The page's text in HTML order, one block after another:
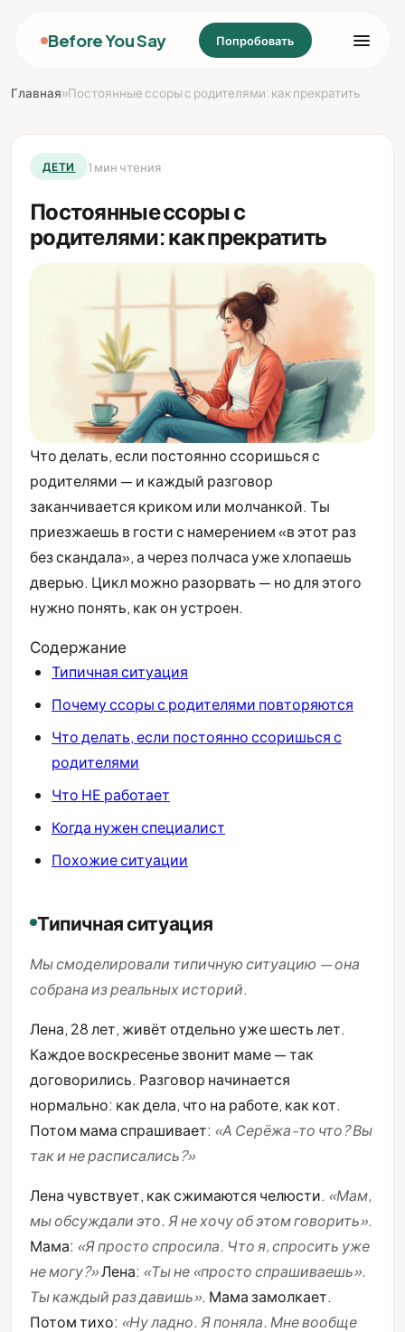
Before You Say Попробовать
Главная»Постоянные ссоры с родителями: как прекратить
ДЕТИ 1 мин чтения
Постоянные ссоры с
родителями: как прекратить
Что делать, если постоянно ссоришься с
родителями — и каждый разговор
заканчивается криком или молчанкой. Ты
приезжаешь в гости с намерением «в этот раз
без скандала», а через полчаса уже хлопаешь
дверью. Цикл можно разорвать — но для этого
нужно понять, как он устроен.
Содержание
Типичная ситуация
Почему ссоры с родителями повторяются
Что делать, если постоянно ссоришься с
родителями
Что НЕ работает
Когда нужен специалист
Похожие ситуации
Типичная ситуация
Мы смоделировали типичную ситуацию — она
собрана из реальных историй.
Лена, 28 лет, живёт отдельно уже шесть лет.
Каждое воскресенье звонит маме — так
договорились. Разговор начинается
нормально: как дела, что на работе, как кот.
Потом мама спрашивает: «А Серёжа-то что? Вы
так и не расписались?»
Лена чувствует, как сжимаются челюсти. «Мам,
мы обсуждали это. Я не хочу об этом говорить».
Мама: «Я просто спросила. Что я, спросить уже
не могу?»Лена: «Ты не «просто спрашиваешь».
Ты каждый раз давишь». Мама замолкает.
Потом тихо: «Ну ладно. Я поняла. Мне вообще